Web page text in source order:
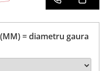
(MM) = diametru gaura